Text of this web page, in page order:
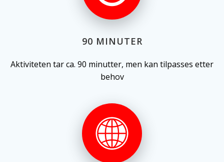
90 MINUTER
Aktiviteten tar ca. 90 minutter, men kan tilpasses etter
behov